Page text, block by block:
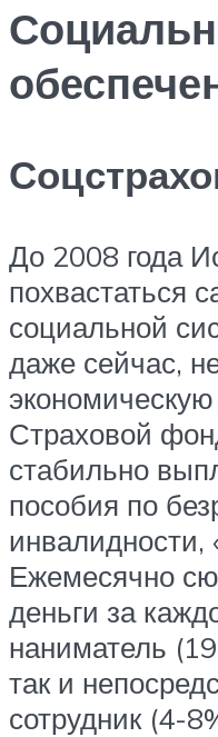
До 2008 года
похвастаться
социальной
даже сейчас,
Страховой
стабильно
пособия по
инвалидности,
Ежемесячно
деньги за
наниматель
так и
сотрудник (4-